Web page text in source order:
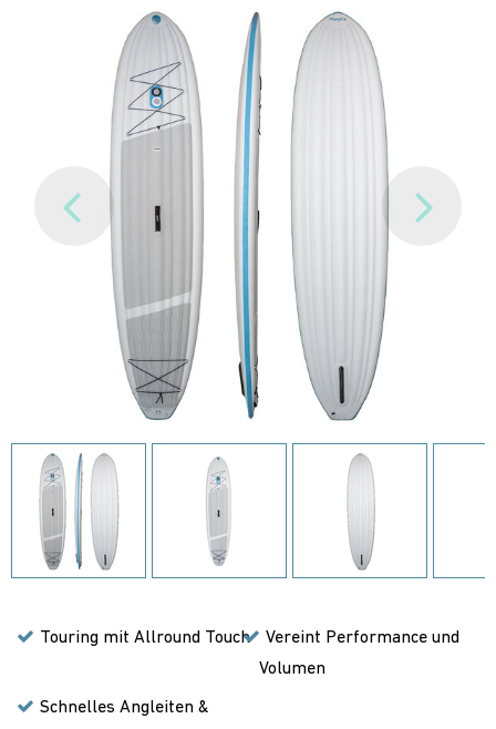
Touring mit Allround Touch
Vereint Performance und
Volumen
Schnelles Angleiten &